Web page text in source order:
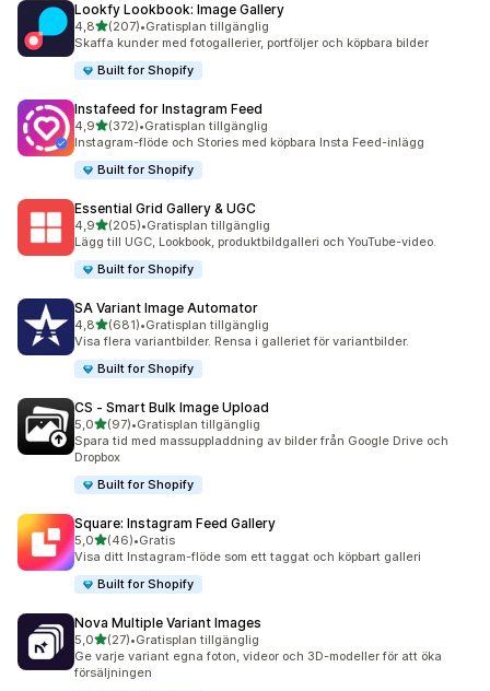
Lookfy Lookbook: Image Gallery
4,8av 5 stjärnor
(207)
207 recensioner totalt
•Gratisplan tillgänglig
Skaffa kunder med fotogallerier, portföljer och köpbara bilder
Built for Shopify
Instafeed for Instagram Feed
4,9av 5 stjärnor
(372)
372 recensioner totalt
•Gratisplan tillgänglig
Instagram-flöde och Stories med köpbara Insta Feed-inlägg
Built for Shopify
Essential Grid Gallery & UGC
4,9av 5 stjärnor
(205)
205 recensioner totalt
•Gratisplan tillgänglig
Lägg till UGC, Lookbook, produktbildgalleri och YouTube-video.
Built for Shopify
SA Variant Image Automator
4,8av 5 stjärnor
(681)
681 recensioner totalt
•Gratisplan tillgänglig
Visa flera variantbilder. Rensa i galleriet för variantbilder.
Built for Shopify
CS ‑ Smart Bulk Image Upload
5,0av 5 stjärnor
(97)
97 recensioner totalt
•Gratisplan tillgänglig
Spara tid med massuppladdning av bilder från Google Drive och
Dropbox
Built for Shopify
Square: Instagram Feed Gallery
5,0av 5 stjärnor
(46)
46 recensioner totalt
•Gratis
Visa ditt Instagram-flöde som ett taggat och köpbart galleri
Built for Shopify
Nova Multiple Variant Images
5,0av 5 stjärnor
(27)
27 recensioner totalt
•Gratisplan tillgänglig
Ge varje variant egna foton, videor och 3D-modeller för att öka
försäljningen